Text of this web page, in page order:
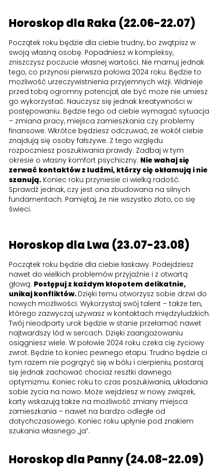
Horoskop dla Raka (22.06-22.07)
Początek roku będzie dla ciebie trudny, bo zwątpisz w
swoją własną osobę. Popadniesz w kompleksy,
zniszczysz poczucie własnej wartości. Nie marnuj jednak
tego, co przynosi pierwsza połowa 2024 roku. Będzie to
możliwość urzeczywistnienia przyjemnych wizji. Widnieje
przed tobą ogromny potencjał, ale być może nie umiesz
go wykorzystać. Nauczysz się jednak kreatywności w
postępowaniu. Będzie tego od ciebie wymagać sytuacja
– zmiana pracy, miejsca zamieszkania czy problemy
finansowe. Wkrótce będziesz odczuwać, że wokół ciebie
znajdują się osoby fałszywe. Z tego względu
rozpoczniesz poszukiwania prawdy. Zadbaj w tym
okresie o własny komfort psychiczny. Nie wahaj się
zerwać kontaktów z ludźmi, którzy cię okłamują i nie
szanują. Koniec roku przyniesie ci wielką radość.
Sprawdź jednak, czy jest ona zbudowana na silnych
fundamentach. Pamiętaj, że nie wszystko złoto, co się
świeci.
Horoskop dla Lwa (23.07-23.08)
Początek roku będzie dla ciebie łaskawy. Podejdziesz
nawet do wielkich problemów przyjaźnie i z otwartą
głową. Postępuj z każdym kłopotem delikatnie,
unikaj konfliktów. Dzięki temu otworzysz sobie drzwi do
nowych możliwości. Wykorzystaj swój talent – także ten,
którego zazwyczaj używasz w kontaktach międzyludzkich.
Twój nieodparty urok będzie w stanie przełamać nawet
najtwardszy lód w sercach. Dzięki zaangażowaniu
osiągniesz wiele. W połowie 2024 roku czeka cię życiowy
zwrot. Będzie to koniec pewnego etapu. Trudno będzie ci
tym razem nie pogrążyć się w bólu i cierpieniu, postaraj
się jednak zachować chociaż resztki dawnego
optymizmu. Koniec roku to czas poszukiwania, układania
sobie życia na nowo. Może wejdziesz w nowy związek,
karty wskazują także na możliwość zmiany miejsca
zamieszkania – nawet na bardzo odległe od
dotychczasowego. Koniec roku upłynie pod znakiem
szukania własnego „ja”.
Horoskop dla Panny (24.08-22.09)